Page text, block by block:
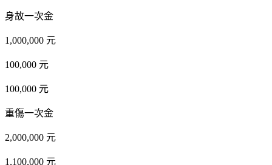
身故一次金
1,000,000 元
100,000 元
100,000 元
重傷一次金
2,000,000 元
1,100,000 元